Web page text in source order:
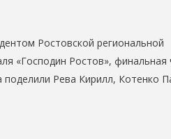
Ростовской региональной
«Господин Ростов», финальная
Рева Кирилл, Котенко